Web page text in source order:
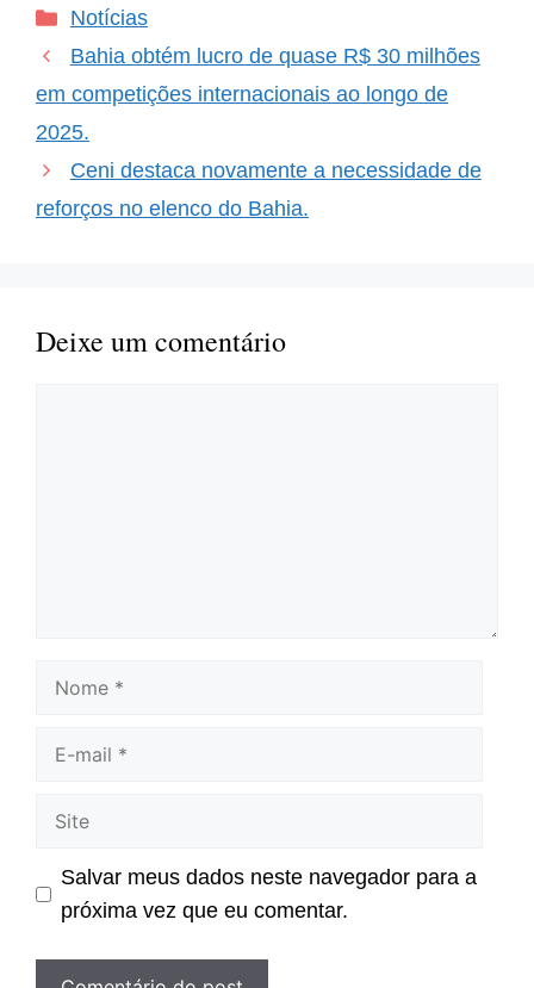
vão muito além das
quatro linhas. Um
exemplo disso é Santiago
Arias, o talentoso lateral-
Categorias
Notícias
Bahia obtém lucro de quase R$ 30 milhões
em competições internacionais ao longo de
2025.
Ceni destaca novamente a necessidade de
reforços no elenco do Bahia.
Deixe um comentário
Nome
Site
Salvar meus dados neste navegador para a
próxima vez que eu comentar.